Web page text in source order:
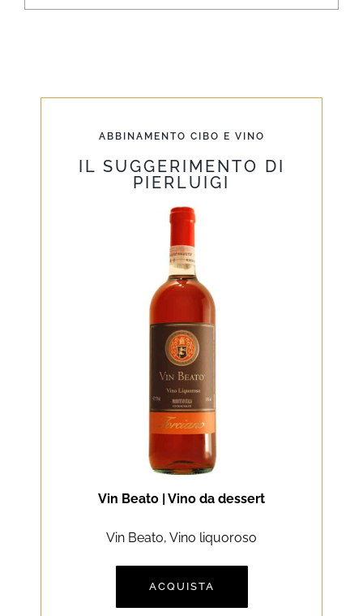
ABBINAMENTO CIBO E VINO
IL SUGGERIMENTO DI
PIERLUIGI
Vin Beato | Vino da dessert
Vin Beato, Vino liquoroso
ACQUISTA